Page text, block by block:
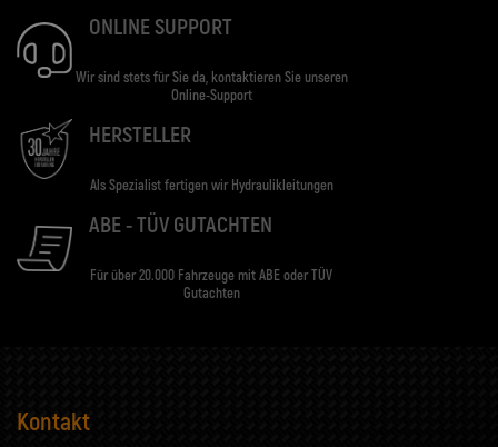
ONLINE SUPPORT
Wir sind stets für Sie da, kontaktieren Sie unseren
Online-Support
HERSTELLER
Als Spezialist fertigen wir Hydraulikleitungen
ABE - TÜV GUTACHTEN
Für über 20.000 Fahrzeuge mit ABE oder TÜV
Gutachten
Kontakt